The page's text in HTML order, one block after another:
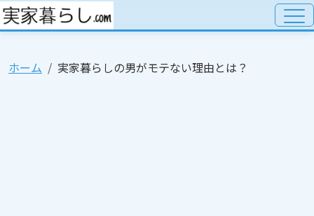
ホーム 実家暮らしの男がモテない理由とは？